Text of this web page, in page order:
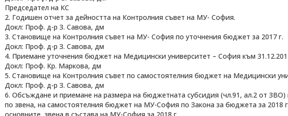
Фармацевтичен факултет
Факултет по обществено здраве
Филиал „Проф. д-р Ив. Митев” –
Враца
Медицински колеж – София
Научно-изследователски институт
Развойно-
база
Почивна
Председател на КС
2. Годишен отчет за дейността на Контролния съвет на МУ- София.
Докл: Проф. д-р З. Савова, дм
3. Становище на Контролния съвет на МУ- София по уточнения бюджет за 2017 г.
Докл: Проф. д-р З. Савова, дм
4. Приемане уточнения бюджет на Медицински университет – София към
Докл: Проф. Кр. Маркова, дм
5. Становище на Контролния съвет по самостоятелния бюджет на Медицински
Докл: Проф. д-р З. Савова, дм
6. Обсъждане и приемане на размера на бюджетната субсидия (чл.91, ал.2 от
по звена, на самостоятелния бюджет на МУ-София по Закона за бюджета за 2018